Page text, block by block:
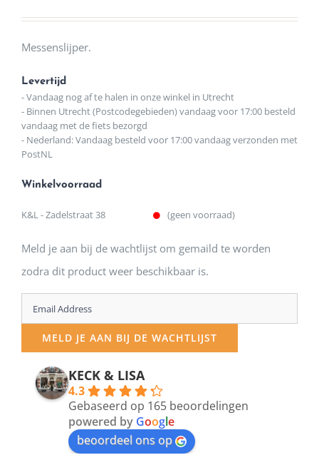
Messenslijper.
Levertijd
- Vandaag nog af te halen in onze winkel in Utrecht
- Binnen Utrecht (Postcodegebieden) vandaag voor 17:00 besteld
vandaag met de fiets bezorgd
- Nederland: Vandaag besteld voor 17:00 vandaag verzonden met
PostNL
Winkelvoorraad
K&L - Zadelstraat 38 (geen voorraad)
Meld je aan bij de wachtlijst om gemaild te worden
zodra dit product weer beschikbaar is.
Enter
your
email
address
MELD JE AAN BIJ DE WACHTLIJST
KECK & LISA
4.3
Gebaseerd op 165 beoordelingen
powered by Google
beoordeel ons op